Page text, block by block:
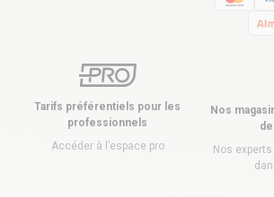
Tarifs préférentiels pour les
professionnels
Accéder à l’espace pro
Nos
Nos